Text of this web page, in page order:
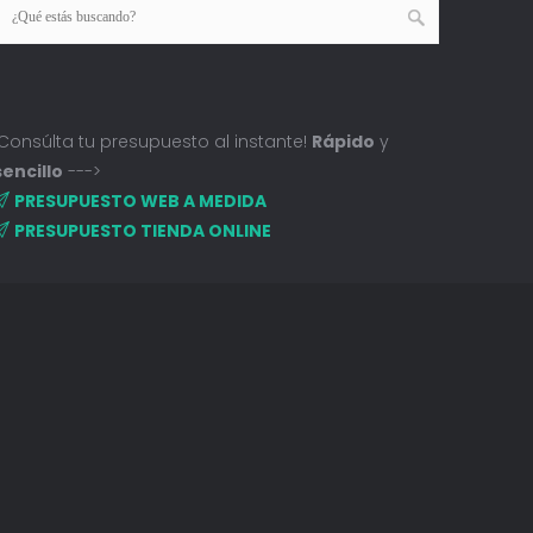
tu presupuesto al instante! Rápido y
--->
PRESUPUESTO WEB A MEDIDA
PRESUPUESTO TIENDA ONLINE